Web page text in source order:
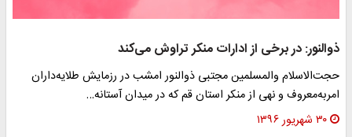
ذوالنور: در برخی از ادارات منکر تراوش می‌کند
حجت‌الاسلام‌ والمسلمین مجتبی ذوالنور امشب در رزمایش طلایه‌داران
امربه‌معروف و نهی از منکر استان قم که در میدان آستانه…
۳۰ شهریور ۱۳۹۶